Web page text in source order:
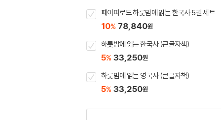
페이퍼로드 하룻밤에 읽는 한국사 5권 세트
10% 78,840원
하룻밤에 읽는 한국사 (큰글자책)
5% 33,250원
하룻밤에 읽는 영국사 (큰글자책)
5% 33,250원